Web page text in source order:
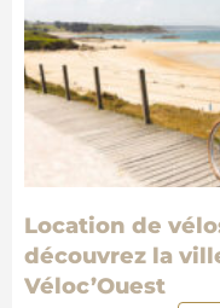
Location de
découvrez la
Véloc’Ouest